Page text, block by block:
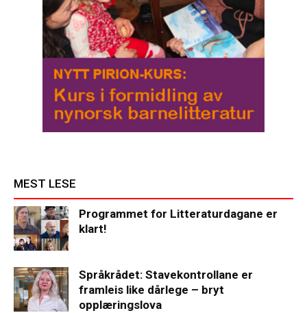
MEST LESE
Programmet for Litteraturdagane er
klart!
Språkrådet: Stavekontrollane er
framleis like dårlege – bryt
opplæringslova